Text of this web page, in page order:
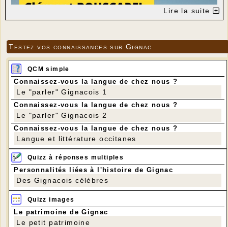
Lire la suite
Testez vos connaissances sur Gignac
QCM simple
Connaissez-vous la langue de chez nous ?
Le "parler" Gignacois 1
Connaissez-vous la langue de chez nous ?
Le "parler" Gignacois 2
Connaissez-vous la langue de chez nous ?
Langue et littérature occitanes
Quizz à réponses multiples
Personnalités liées à l'histoire de Gignac
Des Gignacois célèbres
Quizz images
Le patrimoine de Gignac
Le petit patrimoine